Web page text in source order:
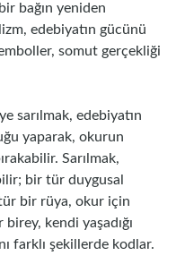
bağın yeniden
edebiyatın gücünü
somut gerçekliği
sarılmak, edebiyatın
yaparak, okurun
Sarılmak,
bir tür duygusal
bir rüya, okur için
kendi yaşadığı
farklı şekillerde kodlar.